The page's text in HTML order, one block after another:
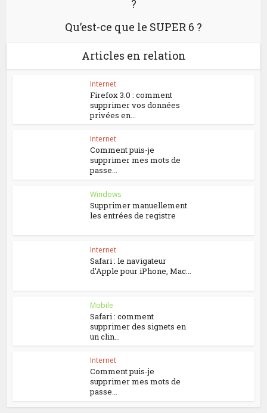
?
Qu’est-ce que le SUPER 6 ?
Articles en relation
Internet
Firefox 3.0 : comment
supprimer vos données
privées en...
Internet
Comment puis-je
supprimer mes mots de
passe...
Windows
Supprimer manuellement
les entrées de registre
Internet
Safari : le navigateur
d’Apple pour iPhone, Mac...
Mobile
Safari : comment
supprimer des signets en
un clin...
Internet
Comment puis-je
supprimer mes mots de
passe...